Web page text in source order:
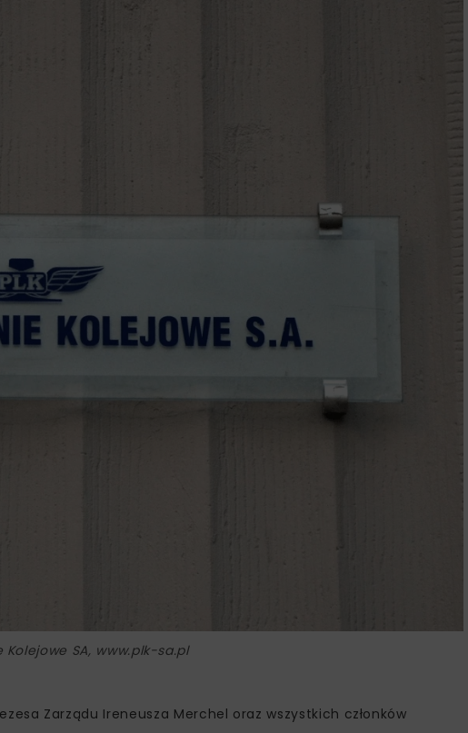
Kolejowe SA, www.plk-sa.pl
Zarządu Ireneusza Merchel oraz wszystkich członków